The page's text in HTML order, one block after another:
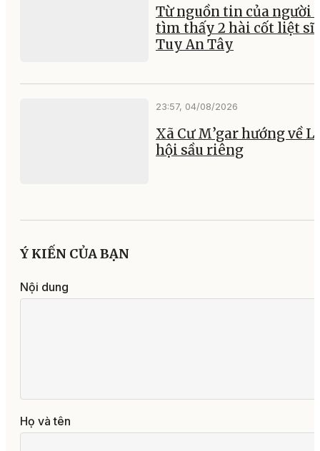
Từ nguồn tin của người
tìm thấy 2 hài cốt liệt sĩ
Tuy An Tây
23:57, 04/08/2026
Xã Cư M’gar hướng về
hội sầu riêng
Ý KIẾN CỦA BẠN
Nội dung
Họ và tên